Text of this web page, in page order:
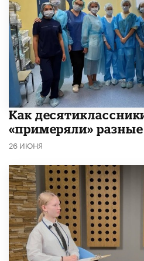
Как
«примеряли»
26 ИЮНЯ